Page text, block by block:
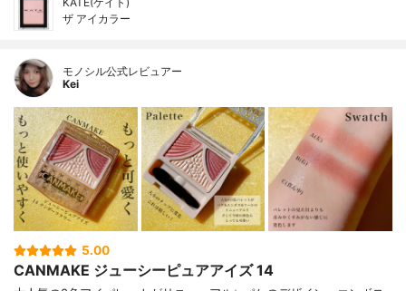
ザ アイカラー
モノシル公式レビュアー
Kei
5.00
CANMAKE ジューシーピュアアイズ 14